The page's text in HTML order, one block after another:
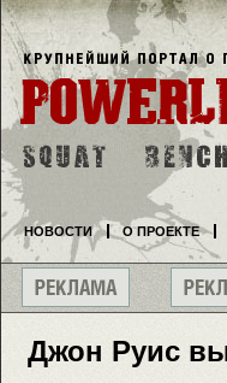
Джон Руис
НОВОСТИ О ПРОЕКТЕ